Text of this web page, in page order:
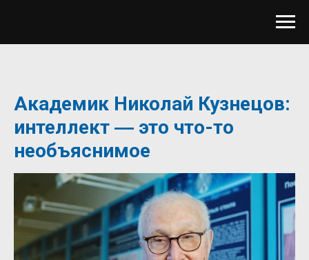
Академик Николай Кузнецов:
интеллект ― это что-то
необъяснимое